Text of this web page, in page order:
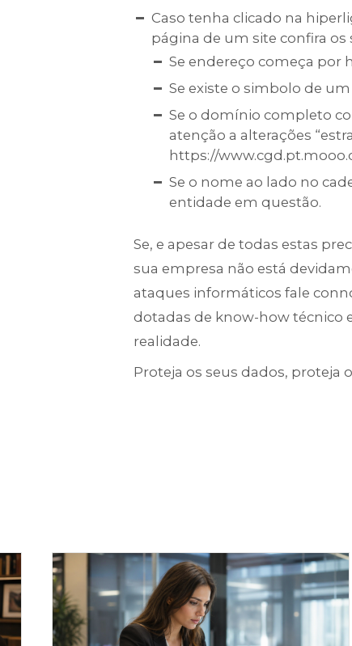
Caso tenha clicado na
página de um site confira os
Se endereço começa por
Se existe o simbolo de
Se o domínio completo
atenção a alterações
https://
Se o nome ao lado no
entidade em questão.
Se, e apesar de todas estas
sua empresa não está
ataques informáticos fale
dotadas de know-how técnico
realidade.
Proteja os seus dados, proteja